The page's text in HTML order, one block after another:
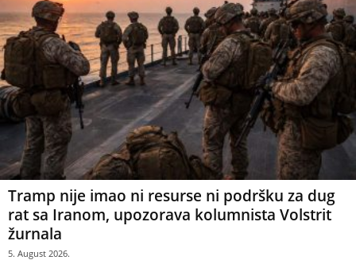
Tramp nije imao ni resurse ni podršku za dug
rat sa Iranom, upozorava kolumnista Volstrit
žurnala
5. August 2026.